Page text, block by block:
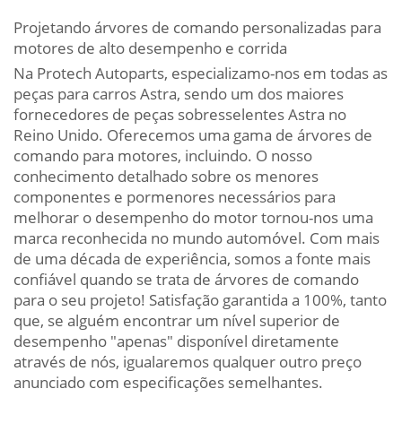
Projetando árvores de comando personalizadas para
motores de alto desempenho e corrida
Na Protech Autoparts, especializamo-nos em todas as
peças para carros Astra, sendo um dos maiores
fornecedores de peças sobresselentes Astra no
Reino Unido. Oferecemos uma gama de árvores de
comando para motores, incluindo. O nosso
conhecimento detalhado sobre os menores
componentes e pormenores necessários para
melhorar o desempenho do motor tornou-nos uma
marca reconhecida no mundo automóvel. Com mais
de uma década de experiência, somos a fonte mais
confiável quando se trata de árvores de comando
para o seu projeto! Satisfação garantida a 100%, tanto
que, se alguém encontrar um nível superior de
desempenho "apenas" disponível diretamente
através de nós, igualaremos qualquer outro preço
anunciado com especificações semelhantes.